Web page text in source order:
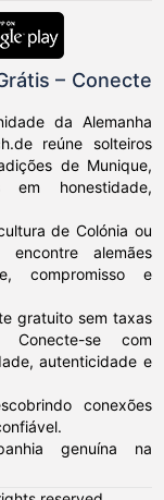
– Conecte
da Alemanha
reúne solteiros
de Munique,
em honestidade,
de Colónia ou
alemães
compromisso e
gratuito sem taxas
se com
autenticidade e
conexões
genuína na